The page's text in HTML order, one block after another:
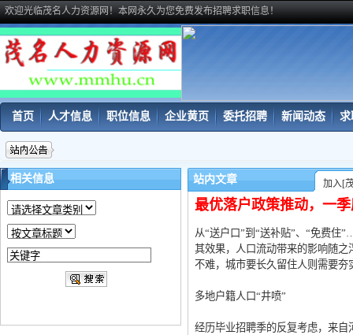
欢迎光临茂名人力资源网！本网永久为您免费发布招聘求职信息！
首页 人才信息 职位信息 企业黄页 委托招聘 新闻动态 求
相关信息 站内文章 加入[
最优落户政策推动，一
从“送户口”到“送补贴”、“免费住
其效果，人口流动带来的影响随之
不难，城市要长久留住人则需要
多地户籍人口“井喷”
经历毕业招聘季的反复考虑，来